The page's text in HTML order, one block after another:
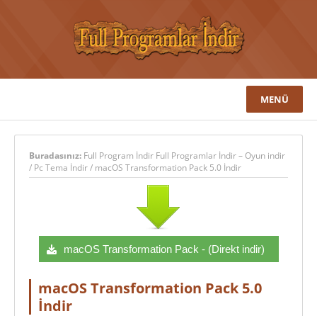
MENÜ
Buradasınız: Full Program İndir Full Programlar İndir – Oyun indir
/ Pc Tema İndir/ macOS Transformation Pack 5.0 İndir
macOS Transformation Pack - (Direkt indir)
macOS Transformation Pack 5.0
İndir